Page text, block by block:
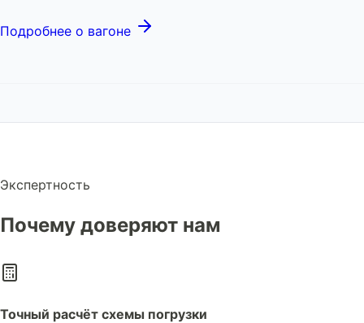
Подробнее о вагоне
Экспертность
Почему доверяют нам
Точный расчёт схемы погрузки